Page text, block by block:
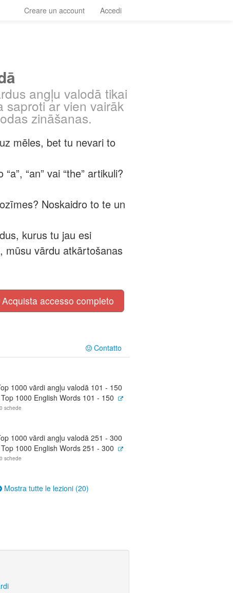
Creare un account Accedi
angļu valodā tikai
saproti ar vien vairāk
zināšanas.
mēles, bet tu nevari to
“an” vai “the” artikuli?
Noskaidro to te un
kurus tu jau esi
mūsu vārdu atkārtošanas
Acquista accesso completo
Contatto
1000 vārdi angļu valodā 101 - 150
1000 English Words 101 - 150
schede
1000 vārdi angļu valodā 251 - 300
1000 English Words 251 - 300
schede
Mostra tutte le lezioni (20)